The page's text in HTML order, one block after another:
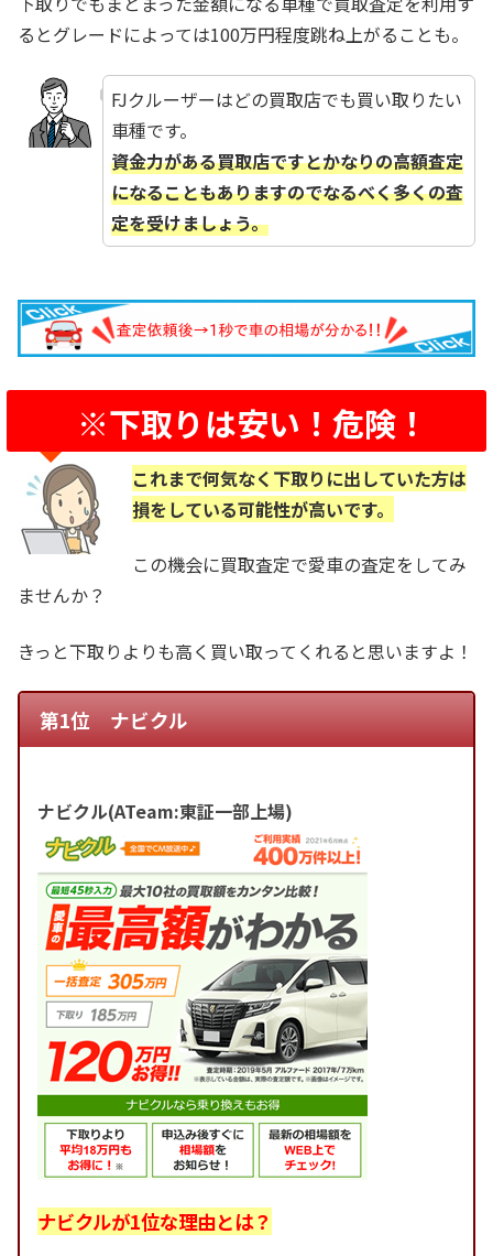
るとグレードによっては100万円程度跳ね上がることも。
FJクルーザーはどの買取店でも買い取りたい
車種です。
資金力がある買取店ですとかなりの高額査定
になることもありますのでなるべく多くの査
定を受けましょう。
※下取りは安い！危険！
これまで何気なく下取りに出していた方は
損をしている可能性が高いです。
この機会に買取査定で愛車の査定をしてみ
ませんか？
きっと下取りよりも高く買い取ってくれると思いますよ！
第1位 ナビクル
ナビクル(ATeam:東証一部上場)
ナビクルが1位な理由とは？